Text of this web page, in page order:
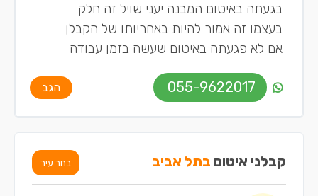
בגעתה באיטום המבנה יעני שויל זה חלק
בעצמו זה אמור להיות באחריותו של הקבלן
אם לא פגעתה באיטום שעשה בזמן עבודה
055-9622017 הגב
קבלני איטום בתל אביב בחר עיר